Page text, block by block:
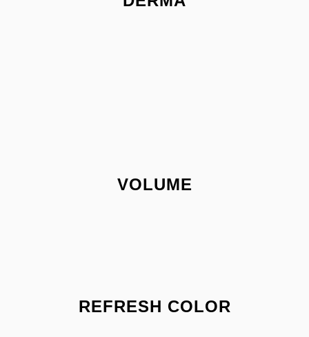
VOLUME
REFRESH COLOR